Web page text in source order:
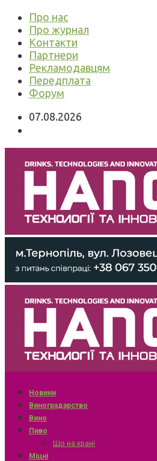
Про нас
Про журнал
Контакти
Партнери
Рекламодавцям
Передплата
Форум
07.08.2026
Новини
Виноградарство
Вино
Пиво
Що на крані
Міцні